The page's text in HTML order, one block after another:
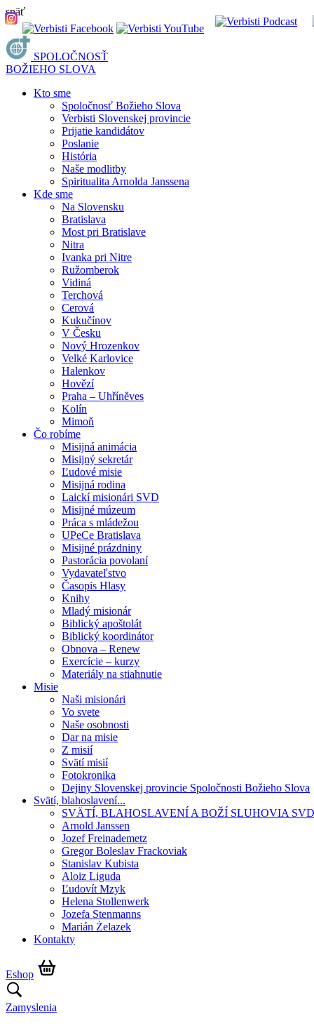
späť
SPOLOČNOSŤ
BOŽIEHO SLOVA
Kto sme
Spoločnosť Božieho Slova
Verbisti Slovenskej provincie
Prijatie kandidátov
Poslanie
História
Naše modlitby
Spiritualita Arnolda Janssena
Kde sme
Na Slovensku
Bratislava
Most pri Bratislave
Nitra
Ivanka pri Nitre
Ružomberok
Vidiná
Terchová
Cerová
Kukučínov
V Česku
Nový Hrozenkov
Velké Karlovice
Halenkov
Hovězí
Praha – Uhříněves
Kolín
Mimoň
Čo robíme
Misijná animácia
Misijný sekretár
Ľudové misie
Misijná rodina
Laickí misionári SVD
Misijné múzeum
Práca s mládežou
UPeCe Bratislava
Misijné prázdniny
Pastorácia povolaní
Vydavateľstvo
Časopis Hlasy
Knihy
Mladý misionár
Biblický apoštolát
Biblický koordinátor
Obnova – Renew
Exercície – kurzy
Materiály na stiahnutie
Misie
Naši misionári
Vo svete
Naše osobnosti
Dar na misie
Z misií
Svätí misií
Fotokronika
Dejiny Slovenskej provincie Spoločnosti Božieho Slova
Svätí, blahoslavení...
SVÄTÍ, BLAHOSLAVENÍ A BOŽÍ SLUHOVIA SVD
Arnold Janssen
Jozef Freinademetz
Gregor Boleslav Frackoviak
Stanislav Kubista
Aloiz Liguda
Ľudovít Mzyk
Helena Stollenwerk
Jozefa Stenmanns
Marián Żelazek
Kontakty
Eshop
Zamyslenia